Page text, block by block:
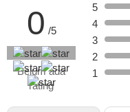
0 /5
Belum ada
rating
5
4
3
2
1